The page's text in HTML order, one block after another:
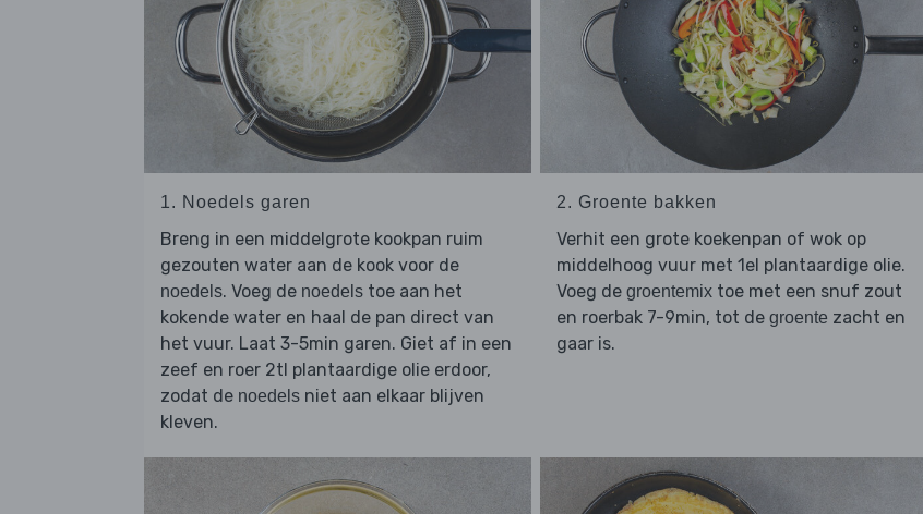
1. Noedels garen
Breng in een middelgrote kookpan ruim
gezouten water aan de kook voor de
noedels. Voeg de noedels toe aan het
kokende water en haal de pan direct van
het vuur. Laat 3-5min garen. Giet af in een
zeef en roer 2tl plantaardige olie erdoor,
zodat de noedels niet aan elkaar blijven
kleven.
2. Groente bakken
Verhit een grote koekenpan of wok op
middelhoog vuur met 1el plantaardige olie.
Voeg de groentemixtoe met een snuf zout
en roerbak 7-9min, tot de groente zacht en
gaar is.